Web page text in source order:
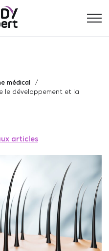
médical
le développement et la
articles